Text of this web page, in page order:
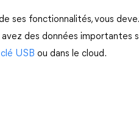
ses fonctionnalités, vous
des données importantes
USB ou dans le cloud.